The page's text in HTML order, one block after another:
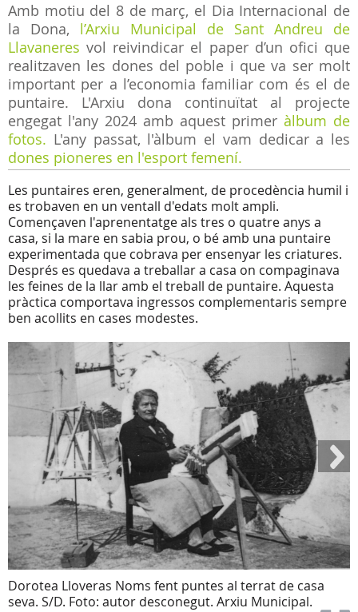
Amb motiu del 8 de març, el Dia Internacional de
la Dona, l’Arxiu Municipal de Sant Andreu de
Llavaneres vol reivindicar el paper d’un ofici que
realitzaven les dones del poble i que va ser molt
important per a l’economia familiar com és el de
puntaire. L'Arxiu dona continuïtat al projecte
engegat l'any 2024 amb aquest primer àlbum de
fotos. L'any passat, l'àlbum el vam dedicar a les
dones pioneres en l'esport femení.
Les puntaires eren, generalment, de procedència humil i
es trobaven en un ventall d'edats molt ampli.
Començaven l'aprenentatge als tres o quatre anys a
casa, si la mare en sabia prou, o bé amb una puntaire
experimentada que cobrava per ensenyar les criatures.
Després es quedava a treballar a casa on compaginava
les feines de la llar amb el treball de puntaire. Aquesta
pràctica comportava ingressos complementaris sempre
ben acollits en cases modestes.
Dorotea Lloveras Noms fent puntes al terrat de casa
seva. S/D. Foto: autor desconegut. Arxiu Municipal.